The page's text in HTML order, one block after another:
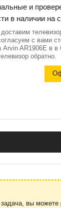
и
в наличии на
с вами
Arvin AR1906E в в
обратно.
вы можете